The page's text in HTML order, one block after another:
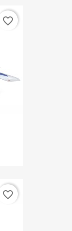
favorite_border
favorite_border